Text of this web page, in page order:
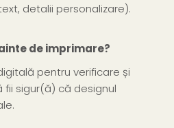
detalii personalizare).
de imprimare?
pentru verificare și
sigur(ă) că designul